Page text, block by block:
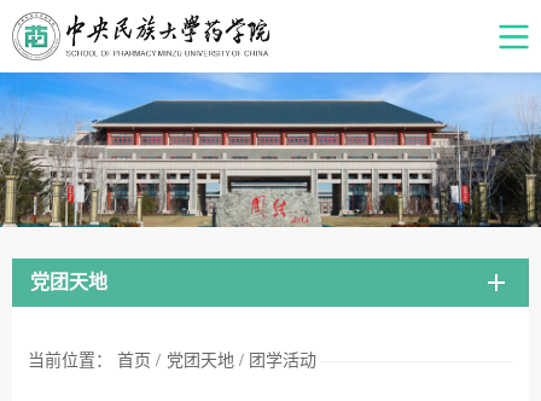
党团天地
当前位置： 首页 / 党团天地 / 团学活动